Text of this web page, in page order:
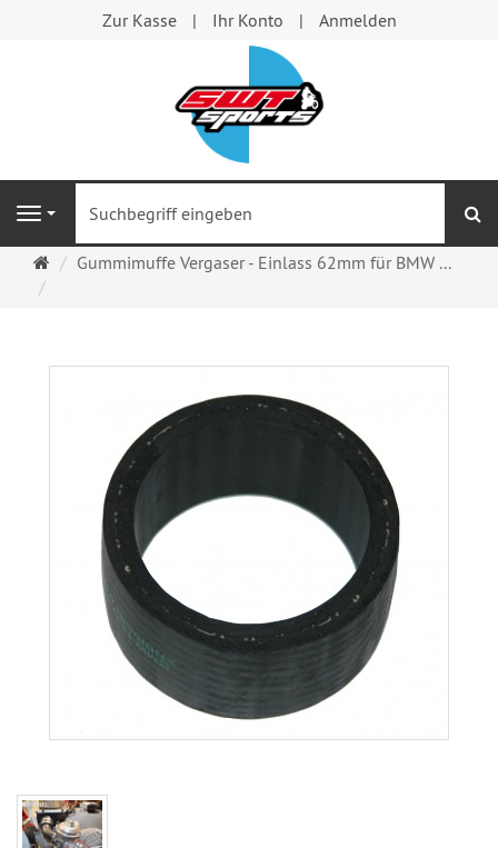
Zur Kasse Ihr Konto Anmelden
Navigation
Startseite
Gummimuffe Vergaser - Einlass 62mm für BMW ...